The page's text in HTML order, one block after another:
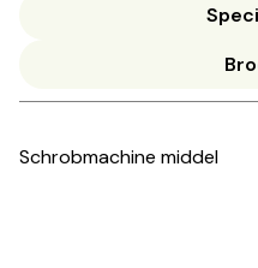
Schrobmachine middel